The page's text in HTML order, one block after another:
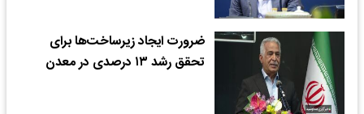
ضرورت ایجاد زیرساخت‌ها برای
تحقق رشد ۱۳ درصدی در معدن